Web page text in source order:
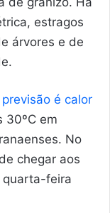
estragos
árvores e de
previsão é calor
30ºC em
No
chegar aos
quarta-feira